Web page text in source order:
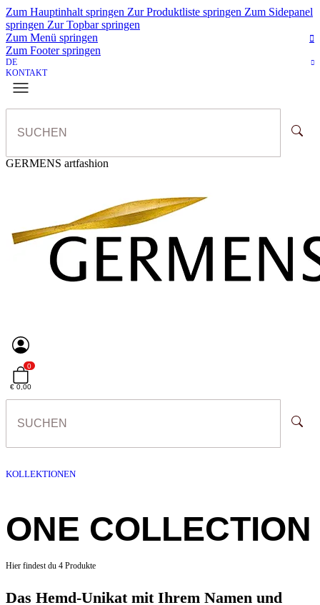
Zum Hauptinhalt springen Zur Produktliste springen Zum Sidepanel
springen Zur Topbar springen
Zum Menü springen
Zum Footer springen
DE
KONTAKT
GERMENS artfashion
0
€ 0,00
KOLLEKTIONEN
ONE COLLECTION
Hier findest du 4 Produkte
Das Hemd-Unikat mit Ihrem Namen und